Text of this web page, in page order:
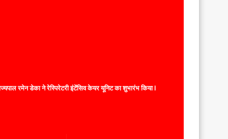
रमेन डेका ने रेस्पिरेटरी इंटेंसिव केयर यूनिट का शुभारंभ किया l